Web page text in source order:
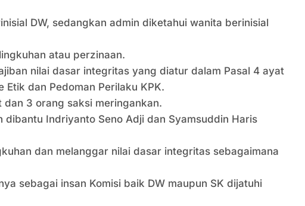
DW, sedangkan admin diketahui wanita berinisial
atau perzinaan.
nilai dasar integritas yang diatur dalam Pasal 4 ayat
Etik dan Pedoman Perilaku KPK.
3 orang saksi meringankan.
Indriyanto Seno Adji dan Syamsuddin Haris
dan melanggar nilai dasar integritas sebagaimana
sebagai insan Komisi baik DW maupun SK dijatuhi